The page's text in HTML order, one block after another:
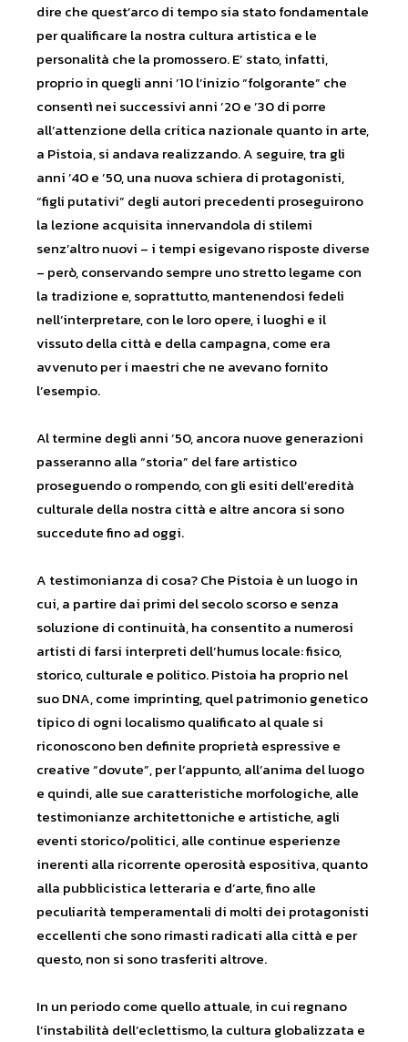
dire che quest’arco di tempo sia stato fondamentale
per qualificare la nostra cultura artistica e le
personalità che la promossero. E’ stato, infatti,
proprio in quegli anni ’10 l’inizio “folgorante” che
consentì nei successivi anni ’20 e ’30 di porre
all’attenzione della critica nazionale quanto in arte,
a Pistoia, si andava realizzando. A seguire, tra gli
anni ’40 e ’50, una nuova schiera di protagonisti,
“figli putativi” degli autori precedenti proseguirono
la lezione acquisita innervandola di stilemi
senz’altro nuovi – i tempi esigevano risposte diverse
– però, conservando sempre uno stretto legame con
la tradizione e, soprattutto, mantenendosi fedeli
nell’interpretare, con le loro opere, i luoghi e il
vissuto della città e della campagna, come era
avvenuto per i maestri che ne avevano fornito
l’esempio.
Al termine degli anni ’50, ancora nuove generazioni
passeranno alla “storia” del fare artistico
proseguendo o rompendo, con gli esiti dell’eredità
culturale della nostra città e altre ancora si sono
succedute fino ad oggi.
A testimonianza di cosa? Che Pistoia è un luogo in
cui, a partire dai primi del secolo scorso e senza
soluzione di continuità, ha consentito a numerosi
artisti di farsi interpreti dell’humus locale: fisico,
storico, culturale e politico. Pistoia ha proprio nel
suo DNA, come imprinting, quel patrimonio genetico
tipico di ogni localismo qualificato al quale si
riconoscono ben definite proprietà espressive e
creative “dovute”, per l’appunto, all’anima del luogo
e quindi, alle sue caratteristiche morfologiche, alle
testimonianze architettoniche e artistiche, agli
eventi storico/politici, alle continue esperienze
inerenti alla ricorrente operosità espositiva, quanto
alla pubblicistica letteraria e d’arte, fino alle
peculiarità temperamentali di molti dei protagonisti
eccellenti che sono rimasti radicati alla città e per
questo, non si sono trasferiti altrove.
In un periodo come quello attuale, in cui regnano
l’instabilità dell’eclettismo, la cultura globalizzata e